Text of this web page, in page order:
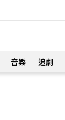
音樂 追劇